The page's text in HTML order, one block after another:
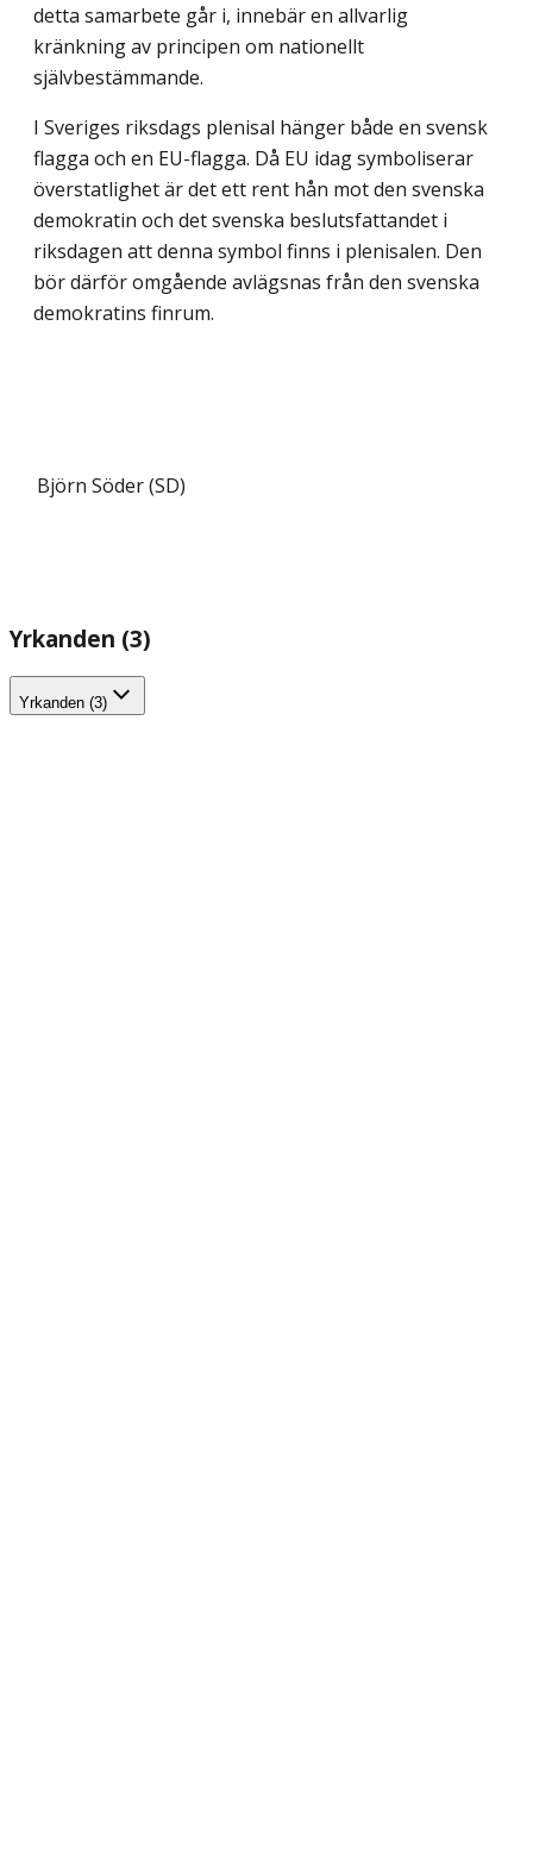
detta samarbete går i, innebär en allvarlig
kränkning av principen om nationellt
självbestämmande.
I Sveriges riksdags plenisal hänger både en svensk
flagga och en EU-flagga. Då EU idag symboliserar
överstatlighet är det ett rent hån mot den svenska
demokratin och det svenska beslutsfattandet i
riksdagen att denna symbol finns i plenisalen. Den
bör därför omgående avlägsnas från den svenska
demokratins finrum.
Björn Söder (SD)
Yrkanden (3)
Yrkanden (3)